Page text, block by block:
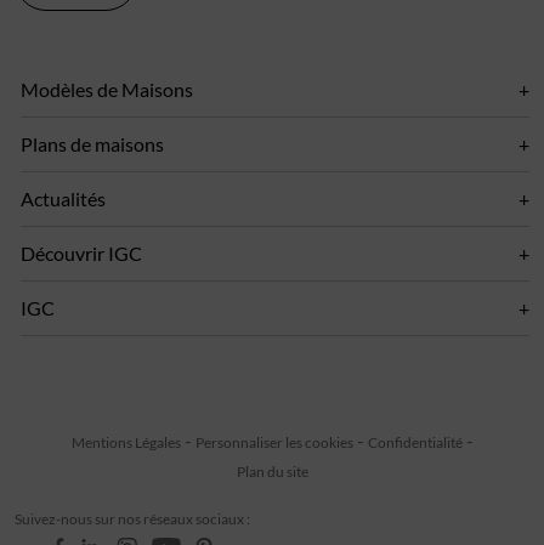
Modèles de Maisons
Plans de maisons
Actualités
Découvrir IGC
IGC
Suivez-nous sur nos réseaux sociaux :
Mentions Légales Personnaliser les cookies
Confidentialité
Plan du site